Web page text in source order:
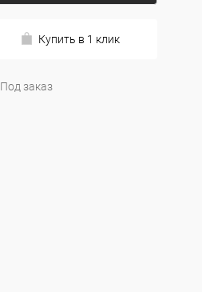
Купить в 1 клик
Под заказ